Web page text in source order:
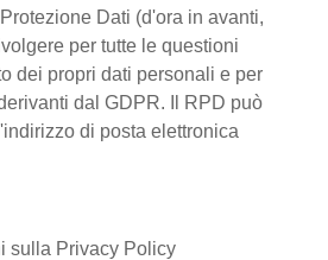
Dati (d'ora in avanti,
per tutte le questioni
dei propri dati personali e per
dal GDPR. Il RPD può
di posta elettronica
sulla Privacy Policy